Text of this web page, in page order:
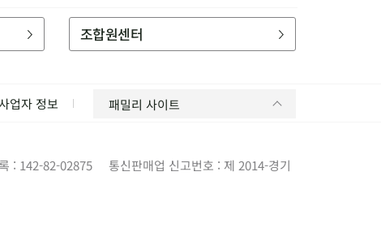
조합원센터
업자 정보 패밀리 사이트
: 142-82-02875
통신판매업 신고번호 : 제 2014-경기